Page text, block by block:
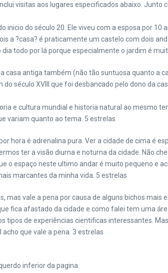
visitas aos lugares especificados abaixo. Junto
do século 20. Ele viveu com a esposa por 10
a ?casa? é praticamente um castelo com dois
todo por lá porque especialmente o jardim é
casa antiga também (não tão suntuosa quanto a
século XVIII que foi desbancado pelo dono da
e cultura mundial e historia natural ao mesmo
variam quanto ao tema. 5 estrelas
é adrenalina pura. Ver a cidade de cima é
ter a visão diurna e noturna da cidade. Não
espaço neste ultimo andar é muito pequeno e
marcantes da minha vida. 5 estrelas
vale a pena por causa de alguns bichos mais
fica afastado da cidade e como falei tem uma
tipos de experiências cientificas interessantes.
que vale a pena. 3 estrelas
inferior da pagina.